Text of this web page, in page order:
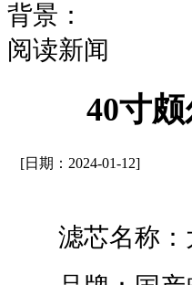
背景：
阅读新闻
40寸
[日期：2024-01-12]
滤芯名称：